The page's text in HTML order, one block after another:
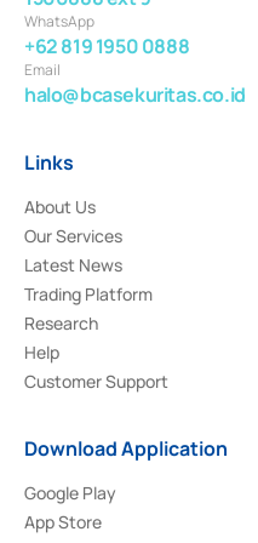
WhatsApp
+62 819 1950 0888
Email
halo@bcasekuritas.co.id
Links
About Us
Our Services
Latest News
Trading Platform
Research
Help
Customer Support
Download Application
Google Play
App Store